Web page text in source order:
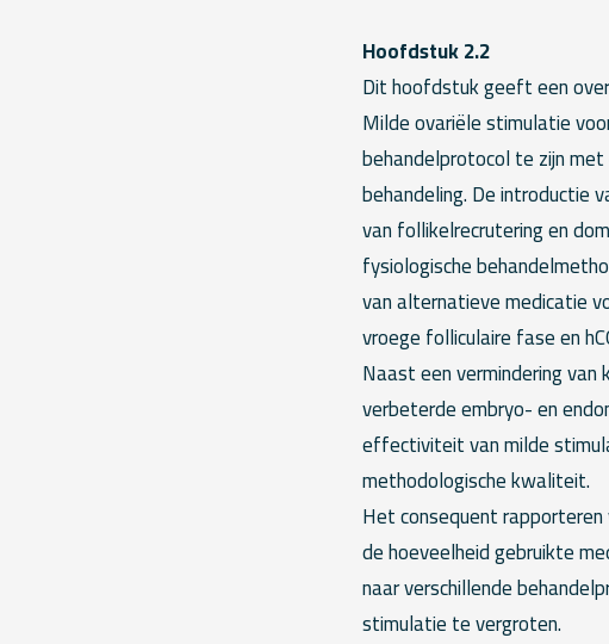
Hoofdstuk 2.2
Dit hoofdstuk geeft een
Milde ovariële stimulatie
behandelprotocol te zijn
behandeling. De introductie
van follikelrecrutering en
fysiologische
van alternatieve medicatie
vroege folliculaire fase en
Naast een vermindering
verbeterde embryo- en
effectiviteit van milde
methodologische kwaliteit.
Het consequent
de hoeveelheid gebruikte
naar verschillende
stimulatie te vergroten.